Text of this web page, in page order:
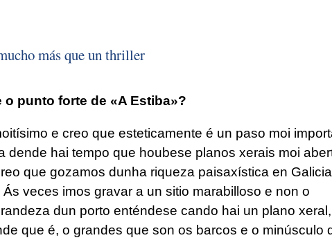
más que un thriller
o punto forte de «A Estiba»?
e creo que esteticamente é un paso moi
dende hai tempo que houbese planos xerais moi
que gozamos dunha riqueza paisaxística en
veces imos gravar a un sitio marabilloso e non o
dun porto enténdese cando hai un plano xeral,
que é, o grandes que son os barcos e o minúsculo